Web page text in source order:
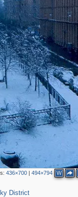
436×700 |494×794 W
District